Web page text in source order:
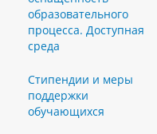
образовательного
процесса. Доступная
среда
Стипендии и меры
поддержки
обучающихся